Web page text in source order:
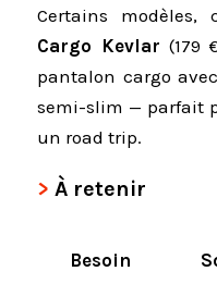
Certains modèles,
Cargo Kevlar (179
pantalon cargo
semi-slim — parfait
un road trip.
À retenir
Besoin